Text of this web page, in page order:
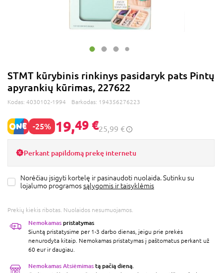
STMT kūrybinis rinkinys pasidaryk pats Pintų
apyrankių kūrimas, 227622
Kodas: 4030102-1994 Barkodas: 194356276223
-25% 19,49 €25,99 €
Perkant papildomą prekę internetu
Norėčiau įsigyti kortelę ir pasinaudoti nuolaida. Sutinku su
lojalumo programossąlygomis ir taisyklėmis
Prekių kiekis ribotas. Nuolaidos nesumuojamos.
Nemokamas pristatymas
Siuntą pristatysime per 1-3 darbo dienas, jeigu prie prekės
nenurodyta kitaip. Nemokamas pristatymas į paštomatus perkant už
60 eur ir daugiau.
Nemokamas Atsiėmimas tą pačią dieną.